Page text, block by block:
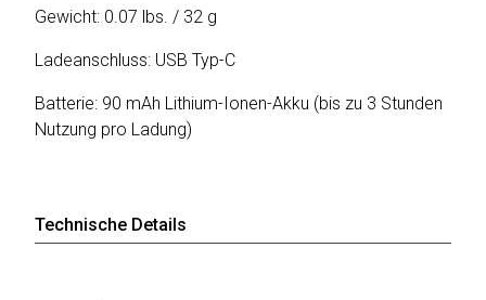
Gewicht: 0.07 lbs. / 32 g
Ladeanschluss: USB Typ-C
Batterie: 90 mAh Lithium-Ionen-Akku (bis zu 3 Stunden
Nutzung pro Ladung)
Technische Details